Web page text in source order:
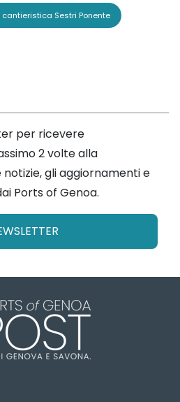
cantieristica Sestri Ponente
per ricevere
2 volte alla
gli aggiornamenti e
Ports of Genoa.